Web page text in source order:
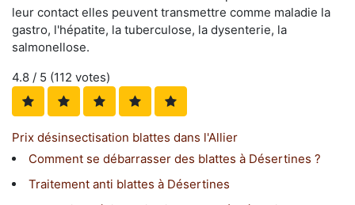
leur contact elles peuvent transmettre comme maladie la
gastro, l'hépatite, la tuberculose, la dysenterie, la
salmonellose.
4.8 / 5 (112 votes)
Prix désinsectisation blattes dans l'Allier
Comment se débarrasser des blattes à Désertines ?
Traitement anti blattes à Désertines